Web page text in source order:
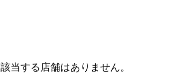
該当する店舗はありません。